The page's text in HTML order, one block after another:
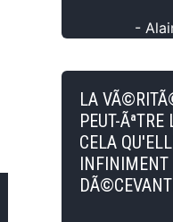
-
LA
PEUT-
CELA
INFINIMENT